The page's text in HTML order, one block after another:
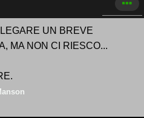
UN BREVE
MA NON CI RIESCO...